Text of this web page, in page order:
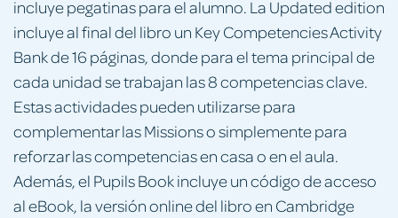
incluye pegatinas para el alumno. La Updated edition
incluye al final del libro un Key Competencies Activity
Bank de 16 páginas, donde para el tema principal de
cada unidad se trabajan las 8 competencias clave.
Estas actividades pueden utilizarse para
complementar las Missions o simplemente para
reforzar las competencias en casa o en el aula.
Además, el Pupils Book incluye un código de acceso
al eBook, la versión online del libro en Cambridge